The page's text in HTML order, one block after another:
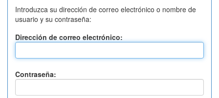
Introduzca su dirección de correo electrónico o nombre de
usuario y su contraseña:
Dirección de correo electrónico:
Contraseña: